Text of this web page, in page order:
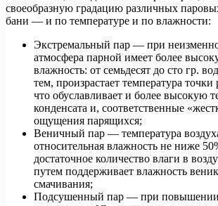
своеобразную градацию различных
бани — и по температуре и по влажности:
Экстремальный пар — при
атмосфера парной имеет более
влажность: от семьдесят до сто гр.
тем, произрастает температура точки
что обуславливает и более высокую
конденсата и, соответственные
ощущения парящихся;
Веничный пар — температура
относительная влажность не ниже
достаточное количество влаги в
путем поддерживает влажность
смачивания;
Подсушенный пар — при повышении